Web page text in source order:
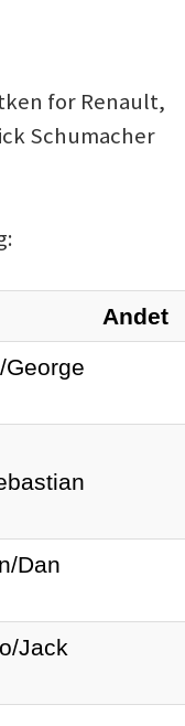
for Renault,
Schumacher
Andet
Dan
Jack